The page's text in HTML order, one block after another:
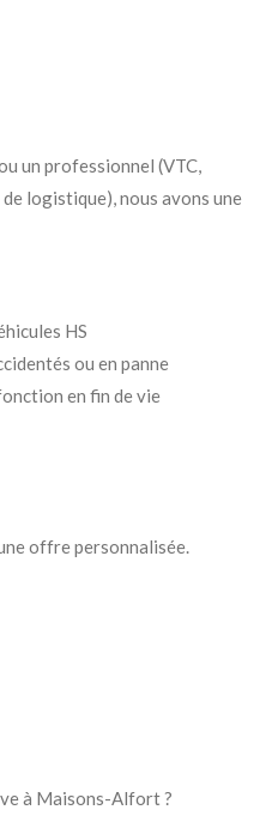
un professionnel (VTC,
logistique), nous avons une
HS
ou en panne
en fin de vie
offre personnalisée.
à Maisons-Alfort ?